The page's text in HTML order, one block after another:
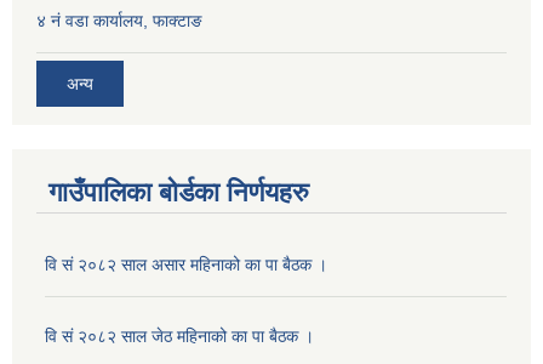
४ नं वडा कार्यालय, फाक्टाङ
अन्य
गाउँपालिका बोर्डका निर्णयहरु
वि सं २०८२ साल असार महिनाको का पा बैठक ।
वि सं २०८२ साल जेठ महिनाको का पा बैठक ।